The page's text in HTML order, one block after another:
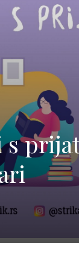
Magda Sabo
s